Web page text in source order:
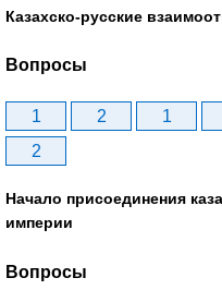
Казахско-русские
Вопросы
1 2 1
2
Начало присоединения
империи
Вопросы